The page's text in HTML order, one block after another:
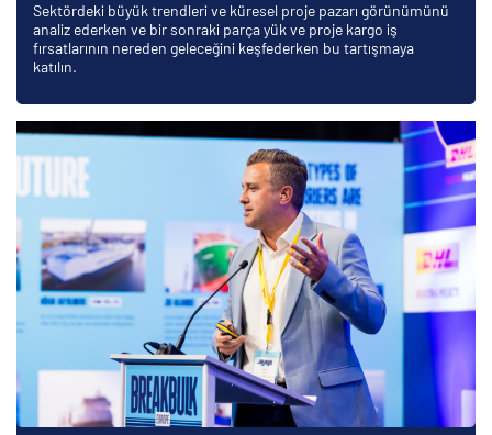
Sektördeki büyük trendleri ve küresel proje pazarı görünümünü
analiz ederken ve bir sonraki parça yük ve proje kargo iş
fırsatlarının nereden geleceğini keşfederken bu tartışmaya
katılın.